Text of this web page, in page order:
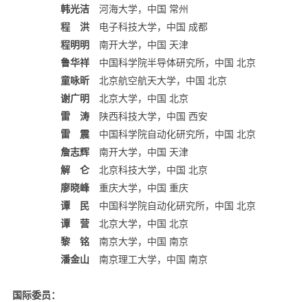
韩光洁 河海大学，中国 常州
程 洪 电子科技大学，中国 成都
程明明
南开大学，中国 天津
鲁华祥 中国科学院半导体研究所，中国 北京
童咏昕 北京航空航天大学，中国 北京
谢广明
北京大学，中国 北京
雷 涛 陕西科技大学，中国 西安
雷 震 中国科学院自动化研究所，中国 北京
詹志辉 南开大学，中国 天津
解 仑 北京科技大学，中国 北京
廖晓峰 重庆大学，中国 重庆
谭 民 中国科学院自动化研究所，中国 北京
谭 营 北京大学，中国 北京
黎 铭 南京大学，中国 南京
潘金山 南京理工大学，中国 南京
国际委员：